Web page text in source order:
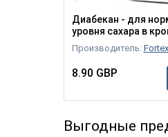
Диабекан - для
уровня сахара в
Производитель: Fortex
8.90 GBP
Выгодные